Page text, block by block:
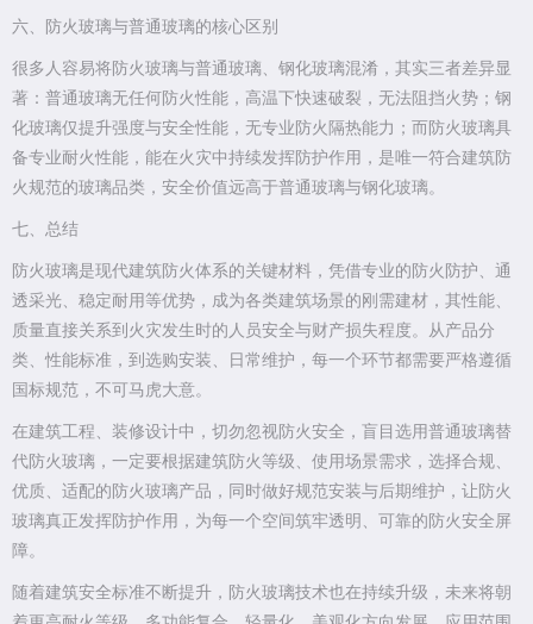
六、防火玻璃与普通玻璃的核心区别
很多人容易将防火玻璃与普通玻璃、钢化玻璃混淆，其实三者差异显
著：普通玻璃无任何防火性能，高温下快速破裂，无法阻挡火势；钢
化玻璃仅提升强度与安全性能，无专业防火隔热能力；而防火玻璃具
备专业耐火性能，能在火灾中持续发挥防护作用，是唯一符合建筑防
火规范的玻璃品类，安全价值远高于普通玻璃与钢化玻璃。
七、总结
防火玻璃是现代建筑防火体系的关键材料，凭借专业的防火防护、通
透采光、稳定耐用等优势，成为各类建筑场景的刚需建材，其性能、
质量直接关系到火灾发生时的人员安全与财产损失程度。从产品分
类、性能标准，到选购安装、日常维护，每一个环节都需要严格遵循
国标规范，不可马虎大意。
在建筑工程、装修设计中，切勿忽视防火安全，盲目选用普通玻璃替
代防火玻璃，一定要根据建筑防火等级、使用场景需求，选择合规、
优质、适配的防火玻璃产品，同时做好规范安装与后期维护，让防火
玻璃真正发挥防护作用，为每一个空间筑牢透明、可靠的防火安全屏
障。
随着建筑安全标准不断提升，防火玻璃技术也在持续升级，未来将朝